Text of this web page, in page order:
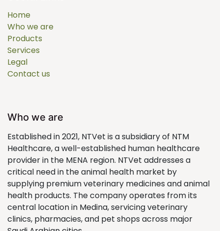
Home
Who we are
Products
Services
Legal
Contact us
Who we are
Established in 2021, NTVet is a subsidiary of NTM
Healthcare, a well-established human healthcare
provider in the MENA region. NTVet addresses a
critical need in the animal health market by
supplying premium veterinary medicines and animal
health products. The company operates from its
central location in Medina, servicing veterinary
clinics, pharmacies, and pet shops across major